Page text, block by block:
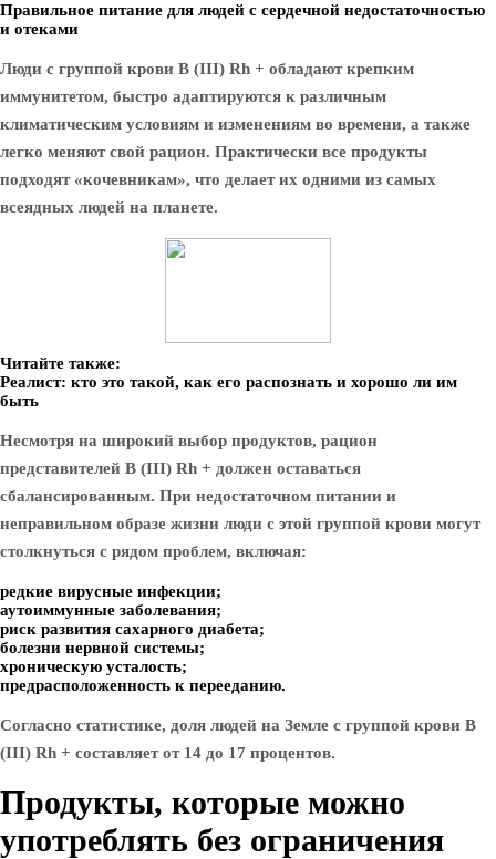
Правильное питание для людей с сердечной недостаточностью
и отеками
Люди с группой крови B (III) Rh + обладают крепким
иммунитетом, быстро адаптируются к различным
климатическим условиям и изменениям во времени, а также
легко меняют свой рацион. Практически все продукты
подходят «кочевникам», что делает их одними из самых
всеядных людей на планете.
Читайте также:
Реалист: кто это такой, как его распознать и хорошо ли им
быть
Несмотря на широкий выбор продуктов, рацион
представителей B (III) Rh + должен оставаться
сбалансированным. При недостаточном питании и
неправильном образе жизни люди с этой группой крови могут
столкнуться с рядом проблем, включая:
редкие вирусные инфекции;
аутоиммунные заболевания;
риск развития сахарного диабета;
болезни нервной системы;
хроническую усталость;
предрасположенность к перееданию.
Согласно статистике, доля людей на Земле с группой крови B
(III) Rh + составляет от 14 до 17 процентов.
Продукты, которые можно
употреблять без ограничения